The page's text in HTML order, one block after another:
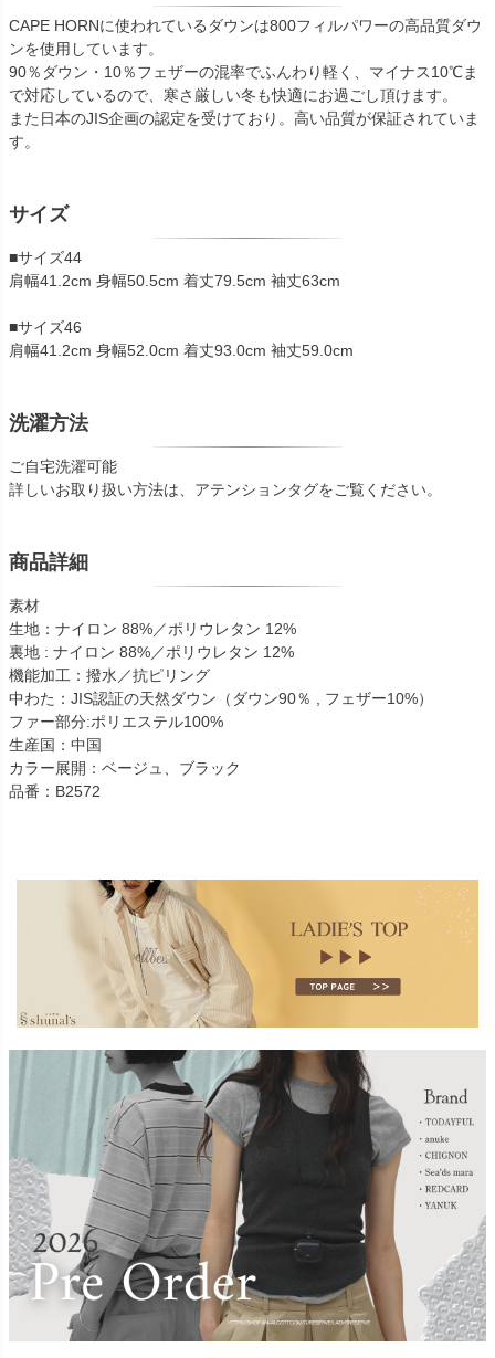
CAPE HORNに使われているダウンは800フィルパワーの高品質ダウ
ンを使用しています。
90％ダウン・10％フェザーの混率でふんわり軽く、マイナス10℃ま
で対応しているので、寒さ厳しい冬も快適にお過ごし頂けます。
また日本のJIS企画の認定を受けており。高い品質が保証されていま
す。
サイズ
■サイズ44
肩幅41.2cm 身幅50.5cm 着丈79.5cm 袖丈63cm
■サイズ46
肩幅41.2cm 身幅52.0cm 着丈93.0cm 袖丈59.0cm
洗濯方法
ご自宅洗濯可能
詳しいお取り扱い方法は、アテンションタグをご覧ください。
商品詳細
素材
生地：ナイロン 88%／ポリウレタン 12%
裏地 : ナイロン 88%／ポリウレタン 12%
機能加工：撥水／抗ピリング
中わた：JIS認証の天然ダウン（ダウン90％ , フェザー10%）
ファー部分:ポリエステル100%
生産国：中国
カラー展開：ベージュ、ブラック
品番：B2572